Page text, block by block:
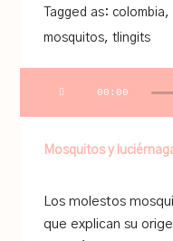
Tagged as: colombia,
mosquitos,tlingits
00:00
Mosquitos y
Los molestos
que explican su